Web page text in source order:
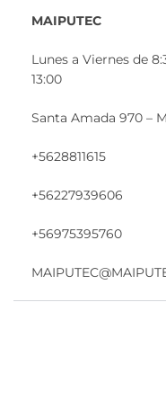
MAIPUTEC
Lunes a Viernes de
13:00
Santa Amada 970 –
+5628811615
+56227939606
+56975395760